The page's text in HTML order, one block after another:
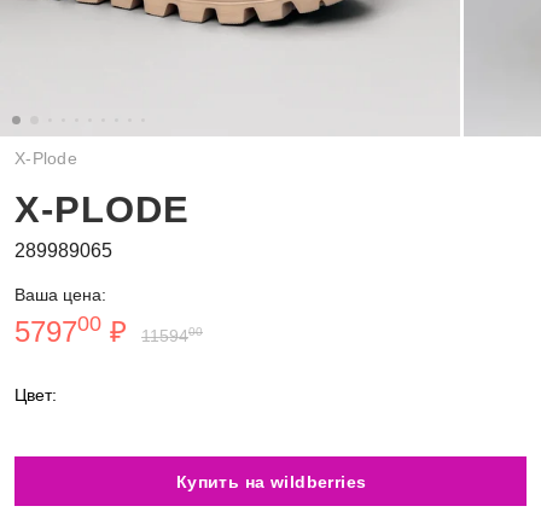
X-Plode
X-PLODE
289989065
Ваша цена:
579700 ₽ 1159400
Цвет:
Купить на wildberries